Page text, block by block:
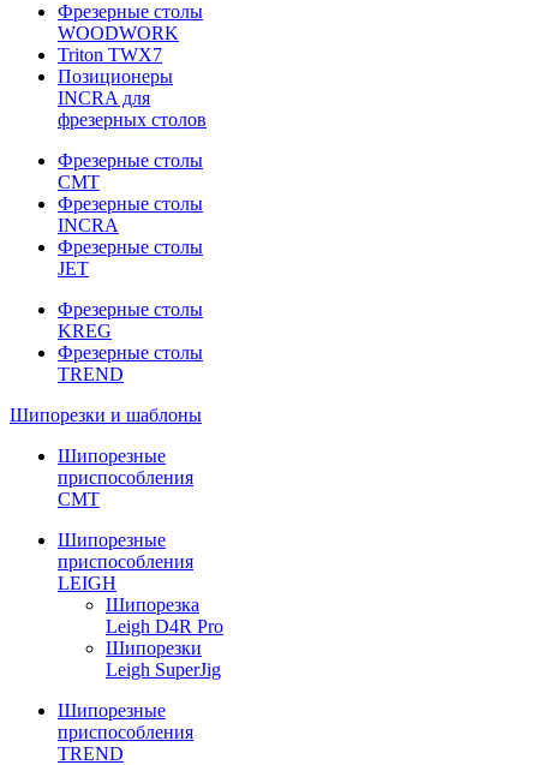
Фрезерные столы
WOODWORK
Triton TWX7
Позиционеры
INCRA для
фрезерных столов
Фрезерные столы
CMT
Фрезерные столы
INCRA
Фрезерные столы
JET
Фрезерные столы
KREG
Фрезерные столы
TREND
Шипорезки и шаблоны
Шипорезные
приспособления
CMT
Шипорезные
приспособления
LEIGH
Шипорезка
Leigh D4R Pro
Шипорезки
Leigh SuperJig
Шипорезные
приспособления
TREND